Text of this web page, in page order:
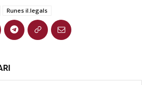
Runes il.legals